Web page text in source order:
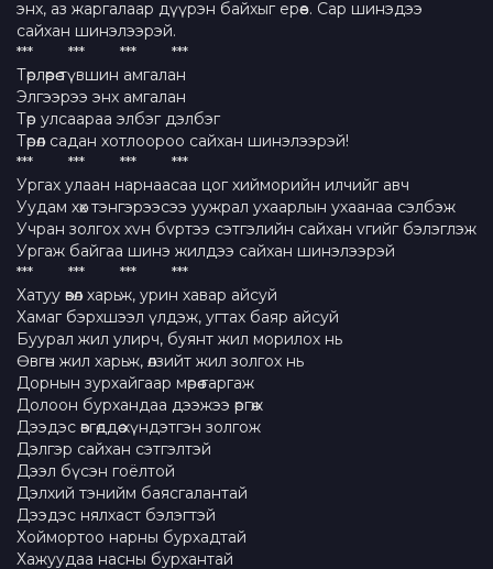
энх, аз жаргалаар дүүрэн байхыг ерөөе. Сар шинэдээ
сайхан шинэлээрэй.
*** *** *** ***
Төрлөөрөө түвшин амгалан
Элгээрээ энх амгалан
Төр улсаараа элбэг дэлбэг
Төрөл садан хотлоороо сайхан шинэлээрэй!
*** *** *** ***
Ургах улаан нарнаасаа цог хийморийн илчийг авч
Уудам хөх тэнгэрээсээ уужрал ухаарлын ухаанаа сэлбэж
Учран золгох хvн бvртээ сэтгэлийн сайхан vгийг бэлэглэж
Ургаж байгаа шинэ жилдээ сайхан шинэлээрэй
*** *** *** ***
Хатуу өвөл харьж, урин хавар айсуй
Хамаг бэрхшээл үлдэж, угтах баяр айсуй
Буурал жил улирч, буянт жил морилох нь
Өвгөн жил харьж, өлзийт жил золгох нь
Дорнын зурхайгаар мөрөө гаргаж
Долоон бурхандаа дээжээ өргөж
Дээдэс өвгөддөө хүндэтгэн золгож
Дэлгэр сайхан сэтгэлтэй
Дээл бүсэн гоёлтой
Дэлхий тэнийм баясгалантай
Дээдэс нялхаст бэлэгтэй
Хоймортоо нарны бурхадтай
Хажуудаа насны бурхантай